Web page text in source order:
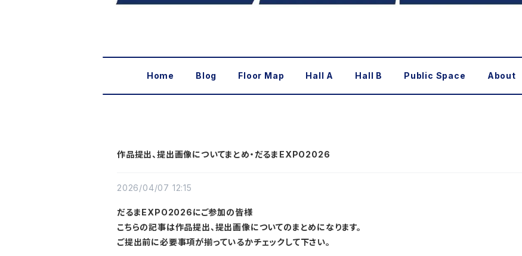
Home Blog Floor Map Hall A Hall B Public Space About
作品提出、提出画像についてまとめ・だるまEXPO2026
2026/04/07 12:15
だるまEXPO2026にご参加の皆様
こちらの記事は作品提出、提出画像についてのまとめになります。
ご提出前に必要事項が揃っているかチェックして下さい。